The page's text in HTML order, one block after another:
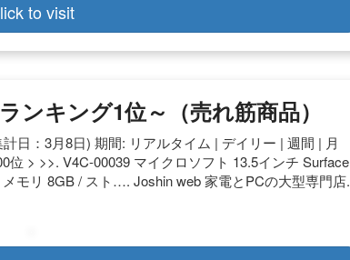
to visit
ンキング1位～（売れ筋商品）
日：3月8日) 期間: リアルタイム | デイリー | 週間 | 月
位 > >>. V4C-00039 マイクロソフト 13.5インチ Surface
モリ 8GB / スト…. Joshin web 家電とPCの大型専門店.